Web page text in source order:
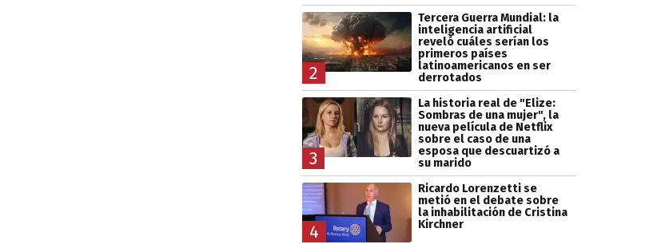
2
Tercera Guerra Mundial: la
inteligencia artificial
reveló cuáles serían los
primeros países
latinoamericanos en ser
derrotados
3
La historia real de "Elize:
Sombras de una mujer", la
nueva película de Netflix
sobre el caso de una
esposa que descuartizó a
su marido
4
Ricardo Lorenzetti se
metió en el debate sobre
la inhabilitación de Cristina
Kirchner